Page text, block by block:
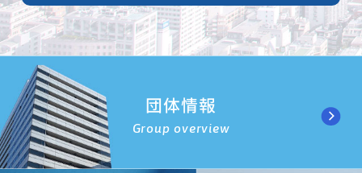
団体情報
Group overview